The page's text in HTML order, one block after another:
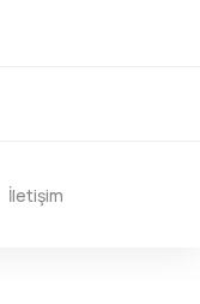
İletişim